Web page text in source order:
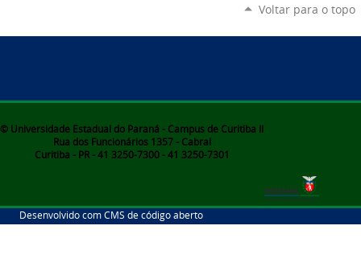
Voltar para o topo
© Universidade Estadual do Paraná - Campus de Curitiba II
Rua dos Funcionários 1357 - Cabral
Curitiba - PR - 41 3250-7300 - 41 3250-7301
Desenvolvido com CMS de código aberto